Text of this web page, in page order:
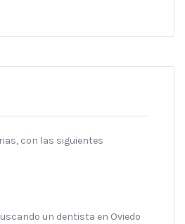
con las siguientes
un dentista en Oviedo